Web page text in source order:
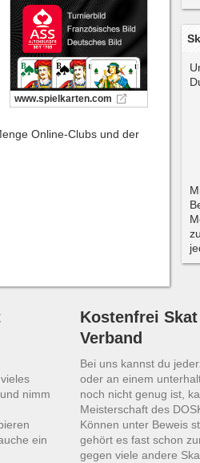
www.spielkarten.com
Online-Clubs und der
nimm
ein
Kostenfrei
Verband
Bei uns kannst du
oder an einem
noch nicht genug ist,
Meisterschaft des
Können unter Beweis
gehört es fast schon
gegen viele andere